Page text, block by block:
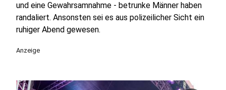
und eine Gewahrsamnahme - betrunke Männer haben
randaliert. Ansonsten sei es aus polizeilicher Sicht ein
ruhiger Abend gewesen.
Anzeige